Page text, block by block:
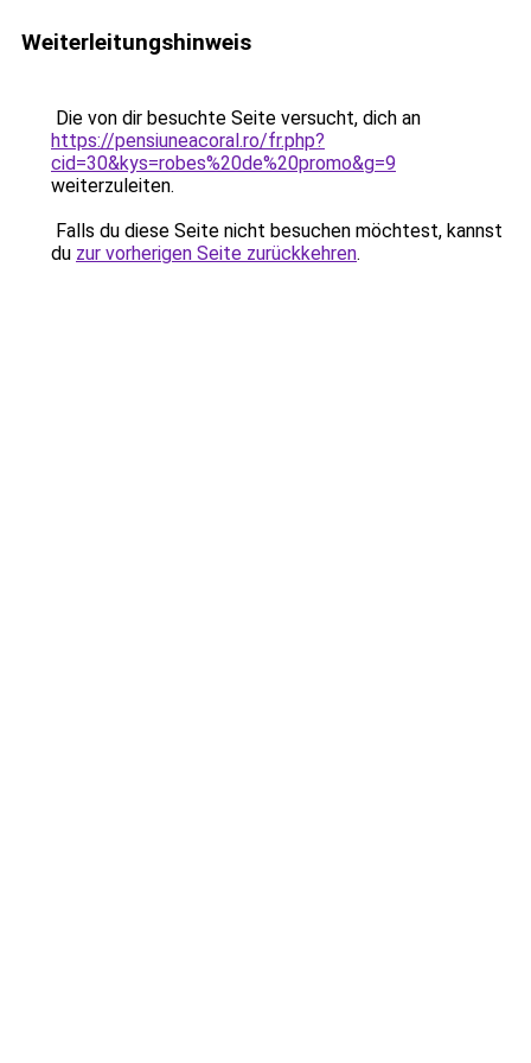
Weiterleitungshinweis
Die von dir besuchte Seite versucht, dich an
https://pensiuneacoral.ro/fr.php?
cid=30&kys=robes%20de%20promo&g=9
weiterzuleiten.
Falls du diese Seite nicht besuchen möchtest, kannst
du zur vorherigen Seite zurückkehren.